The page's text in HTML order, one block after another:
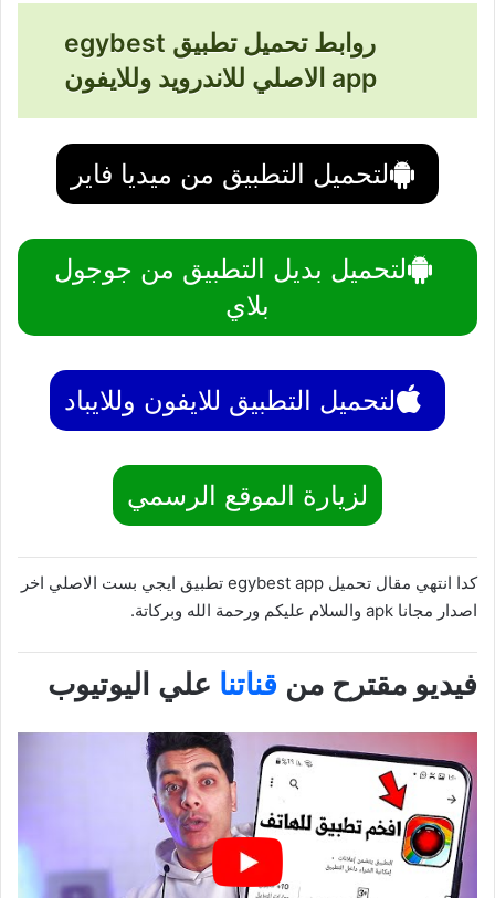
روابط تحميل تطبيق egybest
app الاصلي للاندرويد وللايفون
لتحميل التطبيق من ميديا فاير
لتحميل بديل التطبيق من جوجول
بلاي
لتحميل التطبيق للايفون وللايباد
لزيارة الموقع الرسمي
كدا انتهي مقال تحميل egybest app تطبيق ايجي بست الاصلي اخر
اصدار مجانا apk والسلام عليكم ورحمة الله وبركاتة.
فيديو مقترح من قناتنا علي اليوتيوب